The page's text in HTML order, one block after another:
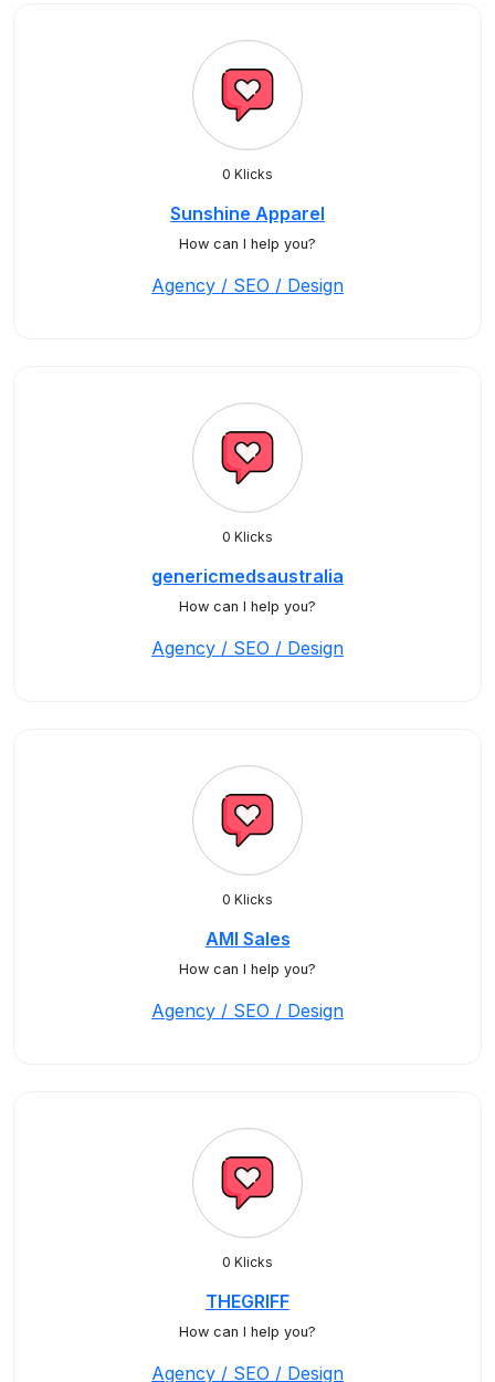
0 Klicks
Sunshine Apparel
How can I help you?
Agency / SEO / Design
0 Klicks
genericmedsaustralia
How can I help you?
Agency / SEO / Design
0 Klicks
AMI Sales
How can I help you?
Agency / SEO / Design
0 Klicks
THEGRIFF
How can I help you?
Agency / SEO / Design